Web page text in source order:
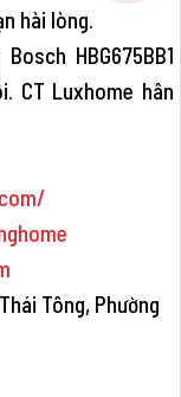
hài lòng.
HBG675BB1
CT Luxhome hân
Tông, Phường